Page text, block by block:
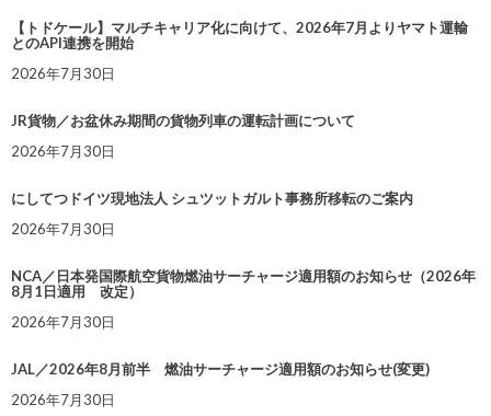
【トドケール】マルチキャリア化に向けて、2026年7月よりヤマト運輸
とのAPI連携を開始
2026年7月30日
JR貨物／お盆休み期間の貨物列車の運転計画について
2026年7月30日
にしてつドイツ現地法人 シュツットガルト事務所移転のご案内
2026年7月30日
NCA／日本発国際航空貨物燃油サーチャージ適用額のお知らせ（2026年
8月1日適用 改定）
2026年7月30日
JAL／2026年8月前半 燃油サーチャージ適用額のお知らせ(変更)
2026年7月30日